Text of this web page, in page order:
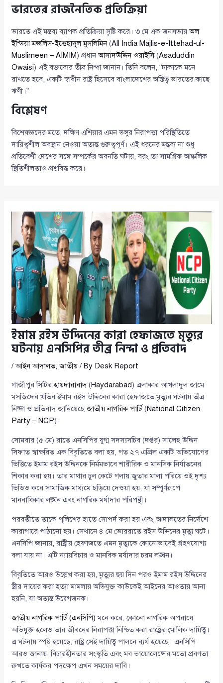
ভারতের রাজনৈতিক প্রতিক্রিয়া
ভারতে এই মন্তব্য ব্যাপক প্রতিক্রিয়া সৃষ্টি করে। ৩ মে এক জনসভায়অল
ইন্ডিয়া মজলিস-ইত্তেহাদুল মুসলিমিন(All India Majlis-e-Ittehad-ul-
Muslimeen – AIMIM) প্রধানআসাদউদ্দিন ওয়াইসি(Asaduddin
Owaisi) এই বক্তব্যের তীব্র নিন্দা জানান। তিনি বলেন, “ঢাকাকে মনে
রাখতে হবে, একটি স্বাধীন রাষ্ট্র হিসেবে বাংলাদেশের অস্তিত্ব ভারতের কাছে
ঋণী।”
বিশ্লেষণ
বিশেষজ্ঞদের মতে, দক্ষিণ এশিয়ার এমন ভঙ্গুর নিরাপত্তা পরিস্থিতিতে
দায়িত্বশীল অবস্থান নেওয়া অত্যন্ত গুরুত্বপূর্ণ। এই ধরনের মন্তব্য না শুধু
প্রতিবেশী দেশের সঙ্গে সম্পর্কের অবনতি ঘটায়, বরং তা সামগ্রিক আঞ্চলিক
স্থিতিশীলতাও প্রশ্নবিদ্ধ করে।
ইমাম রইস উদ্দিনের কারা হেফাজতে মৃত্যুর
ঘটনায় এনসিপির তীব্র নিন্দা ও প্রতিবাদ
/আইন আদালত,জাতীয় / By Desk Report
গাজীপুর সিটিরহায়দারাবাদ (Haydarabad) এলাকার আখলাদুল জামে
মসজিদের খতিব ইমাম রইস উদ্দিনের কারা হেফাজতে মৃত্যুর ঘটনায় তীব্র
নিন্দা ও প্রতিবাদ জানিয়েছেজাতীয় নাগরিক পার্টি (National Citizen
Party – NCP)।
সোমবার (৫ মে) রাতে এনসিপির যুগ্ম সদস্যসচিব (দপ্তর) সালেহ উদ্দিন
সিফাত স্বাক্ষরিত এক বিবৃতিতে বলা হয়, গত ২৭ এপ্রিল একটি অভিযোগের
ভিত্তিতে ইমাম রইস উদ্দিনকে নির্মমভাবে শারীরিক ও মানসিক নির্যাতনের
শিকার করা হয়। তার মাথার চুল কেটে গলায় জুতার মালা পরিয়ে ওই দৃশ্য
ভিডিও করে সামাজিক মাধ্যমে ছড়িয়ে দেওয়া হয়, যা সম্পূর্ণরূপে
মানবাধিকার লঙ্ঘন এবং নাগরিক মর্যাদার পরিপন্থী।
পরবর্তীতে তাকে পুলিশের হাতে সোপর্দ করা হয় এবং আদালতের নির্দেশে
কারাগারে পাঠানো হয়। সেখানে ৪ মে ভোররাতে রইস উদ্দিনের মৃত্যু ঘটে।
এনসিপি জানায়, রাষ্ট্রীয় হেফাজতে এমন মৃত্যুকে কোনোভাবেই গ্রহণযোগ্য
বলা যায় না। এটি ন্যায়বিচার ও মানবিক মর্যাদার চরম লঙ্ঘন।
বিবৃতিতে আরও উল্লেখ করা হয়, মৃত্যুর ছয় দিন পরও ইমাম রইস উদ্দিনের
স্ত্রীর দায়ের করা হত্যা মামলায় অভিযুক্ত কাউকেই আইনের আওতায় আনা
হয়নি, যা অত্যন্ত উদ্বেগজনক।
জাতীয় নাগরিক পার্টি (এনসিপি) মনে করে, কোনো নাগরিক অপরাধে
অভিযুক্ত হলেও তার জীবনের নিরাপত্তা নিশ্চিত করা রাষ্ট্রের মৌলিক দায়িত্ব।
এ ঘটনায় স্পষ্ট হয়েছে, রাষ্ট্র সেই দায়িত্ব পালনে ব্যর্থ হয়েছে। এনসিপি
আরও জানায়, বিচারহীনতার সংস্কৃতি এবং মব ভায়োলেন্সের মতো প্রবণতা
রুখতে কার্যকর পদক্ষেপ এখন সময়ের দাবি।